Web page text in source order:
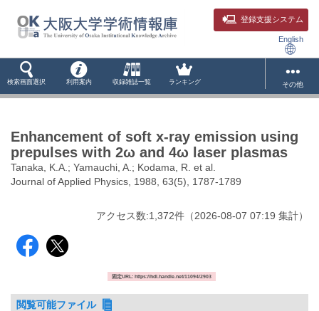
登録支援システム
English
検索画面選択 利用案内 収録雑誌一覧 ランキング その他
Enhancement of soft x-ray emission using
prepulses with 2ω and 4ω laser plasmas
Tanaka, K.A.; Yamauchi, A.; Kodama, R. et al.
Journal of Applied Physics, 1988, 63(5), 1787-1789
アクセス数:1,372件 （2026-08-07 07:19 集計）
固定URL: https://hdl.handle.net/11094/2903
閲覧可能ファイル